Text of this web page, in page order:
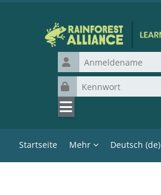
Anmeldename
Kennwort
Startseite Mehr Deutsch ‎(de)‎